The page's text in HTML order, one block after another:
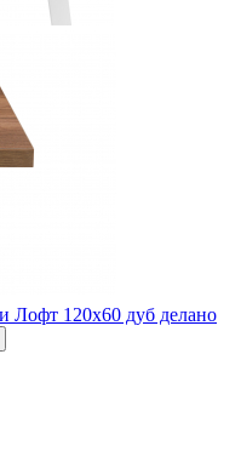
Лофт 120x60 дуб делано